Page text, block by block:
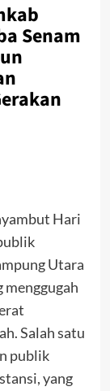
Senam
Hari
Utara
menggugah
Salah satu
publik
yang